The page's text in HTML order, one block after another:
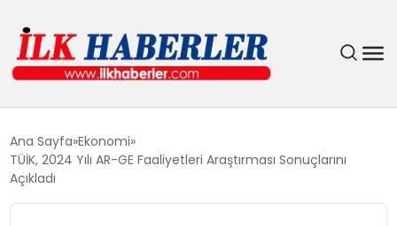
EĞITIM
Ana Sayfa Ekonomi
TÜİK, 2024 Yılı AR-GE Faaliyetleri Araştırması Sonuçlarını
Açıkladı